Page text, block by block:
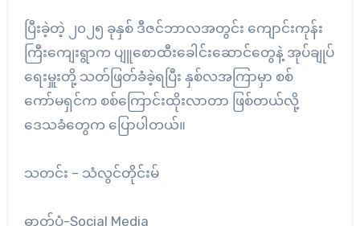
ပြီးခဲ့တဲ့ ၂၀၂၅ ခုနှစ် ဒီဇင်ဘာလအတွင်း ကျောင်းကုန်း
ကြီးကျေးရွာက ပျူစောထီးခေါင်းဆောင်တွေနဲ့ အုပ်ချုပ်
ရေးမှူးတို့ သတ်ဖြတ်ခံခဲ့ရပြီး နှစ်လအကြာမှာ စစ်
ကော်မရှင်က စစ်ကြောင်းထိုးလာတာ ဖြစ်တယ်လို့
ဒေသခံတွေက ပြောပါတယ်။
သတင်း – သံလွင်တိုင်းမ်
ဓာတ်ပုံ-Social Media